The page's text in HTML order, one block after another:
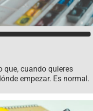
que, cuando quieres
empezar. Es normal.